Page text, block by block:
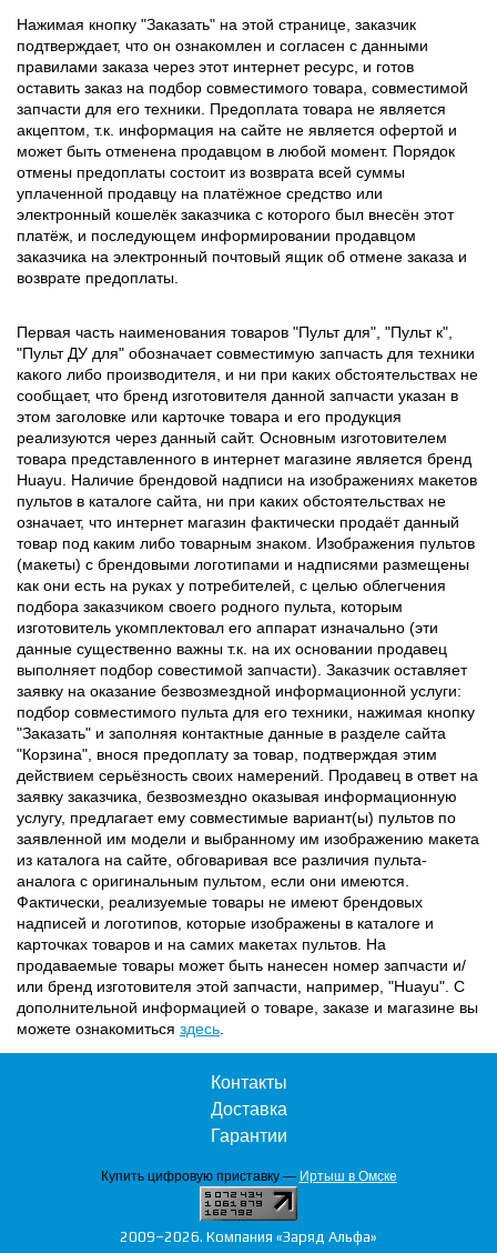
Нажимая кнопку "Заказать" на этой странице, заказчик
подтверждает, что он ознакомлен и согласен с данными
правилами заказа через этот интернет ресурс, и готов
оставить заказ на подбор совместимого товара, совместимой
запчасти для его техники. Предоплата товара не является
акцептом, т.к. информация на сайте не является офертой и
может быть отменена продавцом в любой момент. Порядок
отмены предоплаты состоит из возврата всей суммы
уплаченной продавцу на платёжное средство или
электронный кошелёк заказчика с которого был внесён этот
платёж, и последующем информировании продавцом
заказчика на электронный почтовый ящик об отмене заказа и
возврате предоплаты.
Первая часть наименования товаров "Пульт для", "Пульт к",
"Пульт ДУ для" обозначает совместимую запчасть для техники
какого либо производителя, и ни при каких обстоятельствах не
сообщает, что бренд изготовителя данной запчасти указан в
этом заголовке или карточке товара и его продукция
реализуются через данный сайт. Основным изготовителем
товара представленного в интернет магазине является бренд
Huayu. Наличие брендовой надписи на изображениях макетов
пультов в каталоге сайта, ни при каких обстоятельствах не
означает, что интернет магазин фактически продаёт данный
товар под каким либо товарным знаком. Изображения пультов
(макеты) с брендовыми логотипами и надписями размещены
как они есть на руках у потребителей, с целью облегчения
подбора заказчиком своего родного пульта, которым
изготовитель укомплектовал его аппарат изначально (эти
данные существенно важны т.к. на их основании продавец
выполняет подбор совестимой запчасти). Заказчик оставляет
заявку на оказание безвозмездной информационной услуги:
подбор совместимого пульта для его техники, нажимая кнопку
"Заказать" и заполняя контактные данные в разделе сайта
"Корзина", внося предоплату за товар, подтверждая этим
действием серьёзность своих намерений. Продавец в ответ на
заявку заказчика, безвозмездно оказывая информационную
услугу, предлагает ему совместимые вариант(ы) пультов по
заявленной им модели и выбранному им изображению макета
из каталога на сайте, обговаривая все различия пульта-
аналога с оригинальным пультом, если они имеются.
Фактически, реализуемые товары не имеют брендовых
надписей и логотипов, которые изображены в каталоге и
карточках товаров и на самих макетах пультов. На
продаваемые товары может быть нанесен номер запчасти и/
или бренд изготовителя этой запчасти, например, "Huayu". С
дополнительной информацией о товаре, заказе и магазине вы
можете ознакомиться здесь
Контакты
Доставка
Гарантии
2009–2026. Компания «Заряд Альфа»
Купить цифровую приставку — Иртыш в Омске